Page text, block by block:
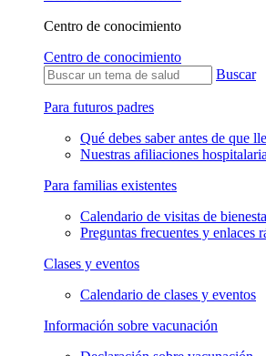
Centro de conocimiento
Centro de conocimiento
Buscar
Para futuros padres
Qué debes saber antes de que
Nuestras afiliaciones
Para familias existentes
Calendario de visitas de
Preguntas frecuentes y enlaces
Clases y eventos
Calendario de clases y eventos
Información sobre vacunación